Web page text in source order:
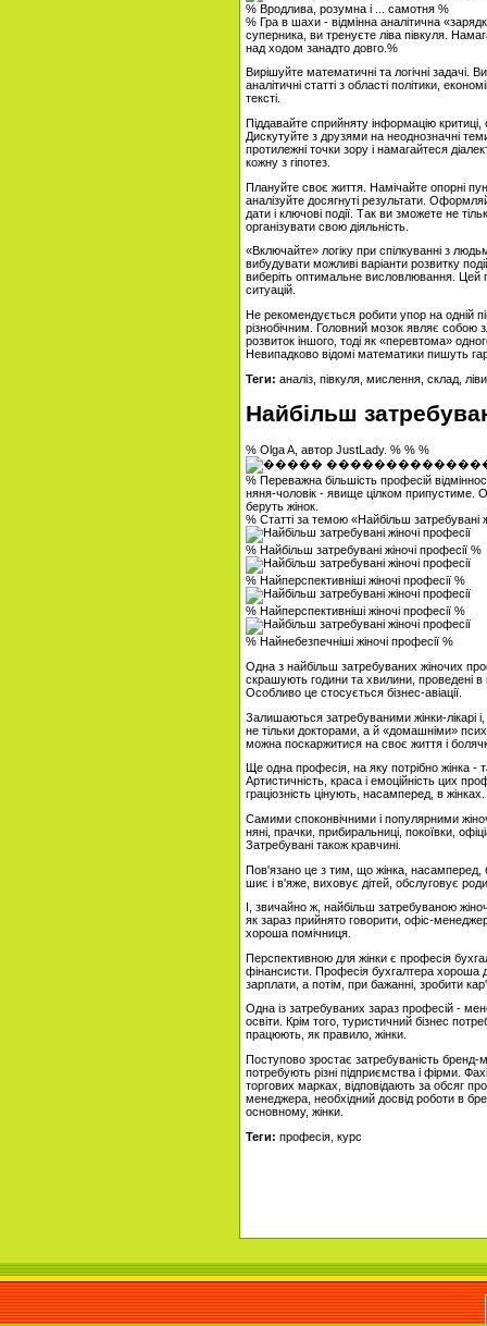
% Вродлива, розумна і ... самотня %
% Гра в шахи - відмінна аналітична
суперника, ви тренуєте ліва півкуля.
над ходом занадто довго.%
Вирішуйте математичні та логічні задачі.
аналітичні статті з області політики,
тексті.
Піддавайте сприйняту інформацію
Дискутуйте з друзями на неоднозначні
протилежні точки зору і намагайтеся
кожну з гіпотез.
Плануйте своє життя. Намічайте опорні
аналізуйте досягнуті результати.
дати і ключові події. Так ви зможете не
організувати свою діяльність.
«Включайте» логіку при спілкуванні з
вибудувати можливі варіанти розвитку
виберіть оптимальне висловлювання. Цей
ситуацій.
Не рекомендується робити упор на одній
різнобічним. Головний мозок являє собою
розвиток іншого, тоді як «перевтома»
Невипадково відомі математики пишуть
Теги: аналіз, півкуля, мислення, склад,
Найбільш
% Olga A, автор JustLady. % % %
% Переважна більшість професій
няня-чоловік - явище цілком припустиме.
беруть жінок.
% Статті за темою «Найбільш затребувані
% Найбільш затребувані жіночі професії %
% Найперспективніші жіночі професії %
% Найперспективніші жіночі професії %
% Найнебезпечніші жіночі професії %
Одна з найбільш затребуваних жіночих
скрашують години та хвилини, проведені в
Особливо це стосується бізнес-авіації.
Залишаються затребуваними жінки-лікарі
не тільки докторами, а й «домашніми»
можна поскаржитися на своє життя і
Ще одна професія, на яку потрібно жінка -
Артистичність, краса і емоційність цих
граціозність цінують, насамперед, в жінках.
Самими споконвічними і популярними
няні, прачки, прибиральниці, покоївки,
Затребувані також кравчині.
Пов'язано це з тим, що жінка,
шиє і в'яже, виховує дітей, обслуговує
І, звичайно ж, найбільш затребуваною
як зараз прийнято говорити, офіс-
хороша помічниця.
Перспективною для жінки є професія
фінансисти. Професія бухгалтера хороша
зарплати, а потім, при бажанні, зробити
Одна із затребуваних зараз професій -
освіти. Крім того, туристичний бізнес
працюють, як правило, жінки.
Поступово зростає затребуваність бренд-
потребують різні підприємства і фірми.
торгових марках, відповідають за обсяг
менеджера, необхідний досвід роботи в
основному, жінки.
Теги: професія, курс